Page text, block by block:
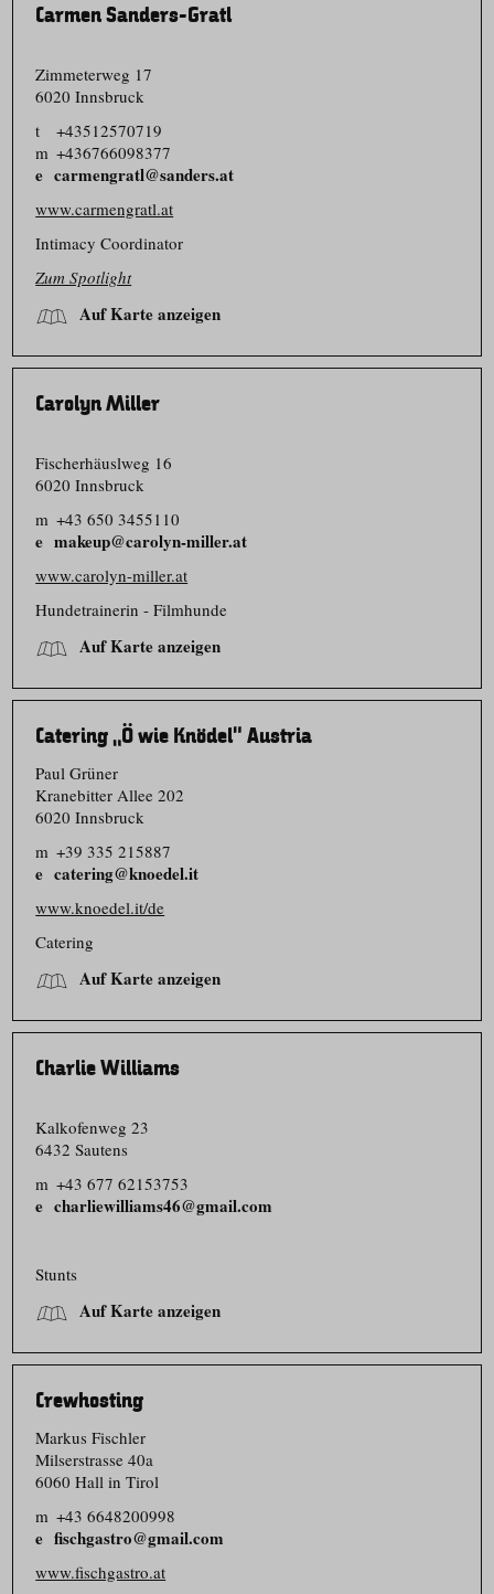
Carmen Sanders-Gratl
Zimmeterweg 17
6020 Innsbruck
t
+43512570719
m +436766098377
carmengratl@sanders.at
www.carmengratl.at
Intimacy Coordinator
Zum Spotlight
Auf Karte anzeigen
Carolyn Miller
Fischerhäuslweg 16
6020 Innsbruck
m +43 650 3455110
makeup@carolyn-miller.at
www.carolyn-miller.at
Hundetrainerin - Filmhunde
Auf Karte anzeigen
Catering „Ö wie Knödel“ Austria
Paul Grüner
Kranebitter Allee 202
6020 Innsbruck
m +39 335 215887
catering@knoedel.it
www.knoedel.it/de
Catering
Auf Karte anzeigen
Charlie Williams
Kalkofenweg 23
6432 Sautens
m +43 677 62153753
charliewilliams46@gmail.com
Stunts
Auf Karte anzeigen
Crewhosting
Markus Fischler
Milserstrasse 40a
6060 Hall in Tirol
m +43 6648200998
fischgastro@gmail.com
www.fischgastro.at